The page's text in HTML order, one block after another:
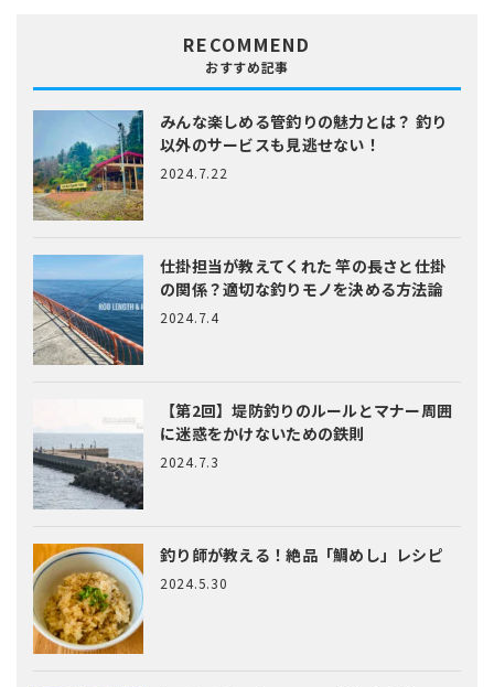
RECOMMEND
おすすめ記事
みんな楽しめる管釣りの魅力とは？ 釣り
以外のサービスも見逃せない！
2024.7.22
仕掛担当が教えてくれた竿の長さと仕掛
の関係？適切な釣りモノを決める方法論
2024.7.4
【第2回】堤防釣りのルールとマナー周囲
に迷惑をかけないための鉄則
2024.7.3
釣り師が教える！絶品「鯛めし」レシピ
2024.5.30